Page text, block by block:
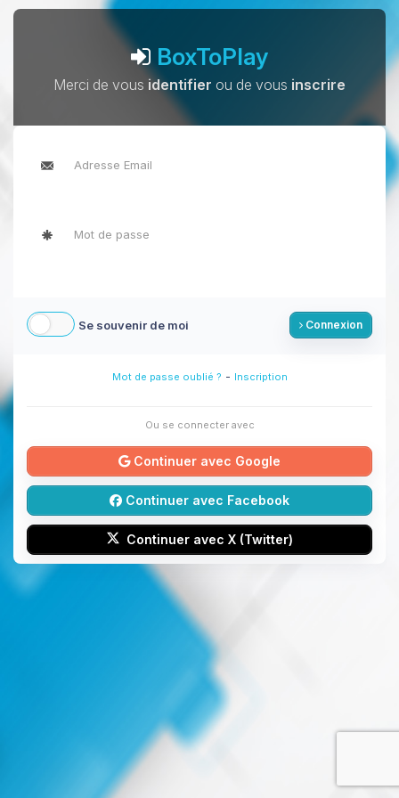
BoxToPlay
Merci de vous identifier ou de vous inscrire
Se souvenir de moi Connexion
Mot de passe oublié ? - Inscription
Ou se connecter avec
Continuer avec Google
Continuer avec Facebook
Continuer avec X (Twitter)